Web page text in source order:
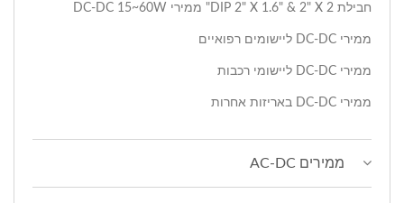
חבילת DIP 2" X 1.6" & 2" X 2" ממירי DC-DC 15~60W
ממירי DC-DC ליישומים רפואיים
ממירי DC-DC ליישומי רכבות
ממירי DC-DC באריזות אחרות
ממירים AC-DC